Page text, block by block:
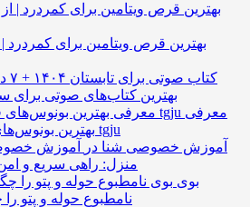
بهترین قرص ویتامین برای کمردرد
۷ کتاب صوتی برای تابستان ۱۴۰۴ +
بهترین کتاب‌های صوتی برای
معرفی
بهترین بونوس‌های فارکس در سایت tgju
آموزش خصوصی شنا در
منزل: راهی سریع و
بوی
نامطبوع حوله و پتو را